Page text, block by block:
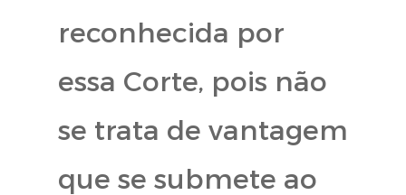
reconhecida por
essa Corte, pois não
se trata de vantagem
que se submete ao